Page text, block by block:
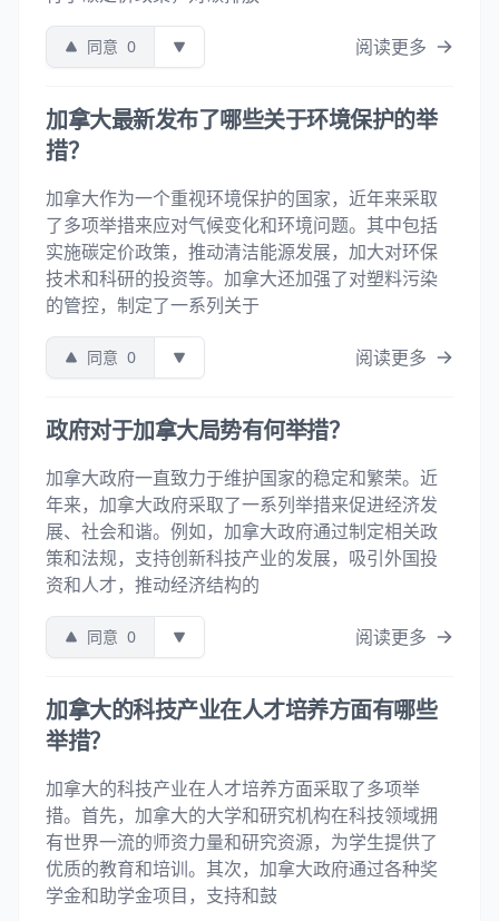
同意 0 阅读更多
加拿大最新发布了哪些关于环境保护的举
措？
加拿大作为一个重视环境保护的国家，近年来采取
了多项举措来应对气候变化和环境问题。其中包括
实施碳定价政策，推动清洁能源发展，加大对环保
技术和科研的投资等。加拿大还加强了对塑料污染
的管控，制定了一系列关于
同意 0 阅读更多
政府对于加拿大局势有何举措？
加拿大政府一直致力于维护国家的稳定和繁荣。近
年来，加拿大政府采取了一系列举措来促进经济发
展、社会和谐。例如，加拿大政府通过制定相关政
策和法规，支持创新科技产业的发展，吸引外国投
资和人才，推动经济结构的
同意 0 阅读更多
加拿大的科技产业在人才培养方面有哪些
举措？
加拿大的科技产业在人才培养方面采取了多项举
措。首先，加拿大的大学和研究机构在科技领域拥
有世界一流的师资力量和研究资源，为学生提供了
优质的教育和培训。其次，加拿大政府通过各种奖
学金和助学金项目，支持和鼓